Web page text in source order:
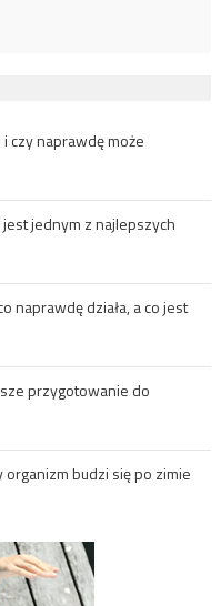
czy naprawdę może
jednym z najlepszych
naprawdę działa, a co jest
przygotowanie do
organizm budzi się po zimie